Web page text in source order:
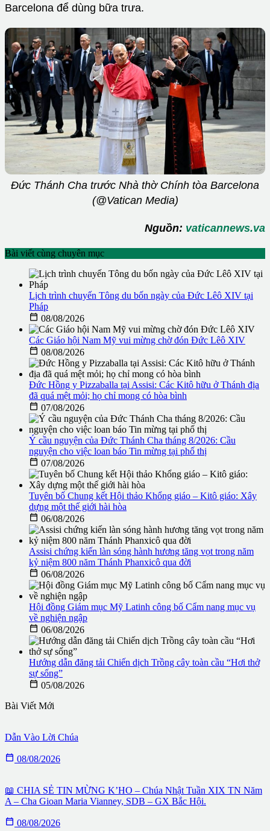
Barcelona để dùng bữa trưa.
Đức Thánh Cha trước Nhà thờ Chính tòa Barcelona
(@Vatican Media)
Nguồn: vaticannews.va
Bài viết cùng chuyên mục
Lịch trình chuyến Tông du bốn ngày của Đức Lêô XIV tại
Pháp
 08/08/2026
Các Giáo hội Nam Mỹ vui mừng chờ đón Đức Lêô XIV
 08/08/2026
Đức Hồng y Pizzaballa tại Assisi: Các Kitô hữu ở Thánh địa
đã quá mệt mỏi; họ chỉ mong có hòa bình
 07/08/2026
Ý cầu nguyện của Đức Thánh Cha tháng 8/2026: Cầu
nguyện cho việc loan báo Tin mừng tại phố thị
 07/08/2026
Tuyên bố Chung kết Hội thảo Khổng giáo – Kitô giáo: Xây
dựng một thế giới hài hòa
 06/08/2026
Assisi chứng kiến làn sóng hành hương tăng vọt trong năm
kỷ niệm 800 năm Thánh Phanxicô qua đời
 06/08/2026
Hội đồng Giám mục Mỹ Latinh công bố Cẩm nang mục vụ
về nghiện ngập
 06/08/2026
Hướng dẫn đăng tải Chiến dịch Trồng cây toàn cầu “Hơi thở
sự sống”
 05/08/2026
Bài Viết Mới
Dẫn Vào Lời Chúa
 08/08/2026
📖 CHIA SẺ TIN MỪNG K’HO – Chúa Nhật Tuần XIX TN Năm
A – Cha Gioan Maria Vianney, SDB – GX Bắc Hội.
 08/08/2026